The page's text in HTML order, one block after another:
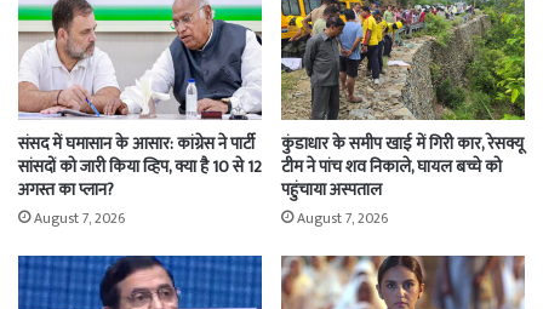
संसद में घमासान के आसार: कांग्रेस ने पार्टी
सांसदों को जारी किया व्हिप, क्या है 10 से 12
अगस्त का प्लान?
August 7, 2026
कुंडाधार के समीप खाई में गिरी कार, रेसक्यू
टीम ने पांच शव निकाले, घायल बच्चे को
पहुंचाया अस्पताल
August 7, 2026